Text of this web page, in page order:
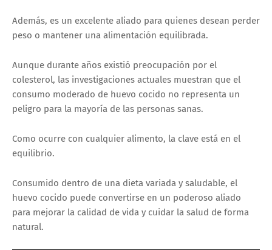
Además, es un excelente aliado para quienes desean perder
peso o mantener una alimentación equilibrada.
Aunque durante años existió preocupación por el
colesterol, las investigaciones actuales muestran que el
consumo moderado de huevo cocido no representa un
peligro para la mayoría de las personas sanas.
Como ocurre con cualquier alimento, la clave está en el
equilibrio.
Consumido dentro de una dieta variada y saludable, el
huevo cocido puede convertirse en un poderoso aliado
para mejorar la calidad de vida y cuidar la salud de forma
natural.